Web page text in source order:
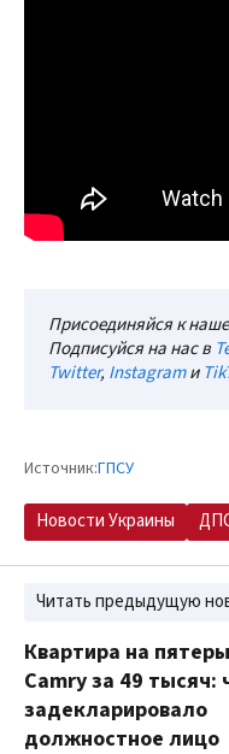
Присоединяйся к
Подписуйся на нас в
Twitter, Instagramи
Источник:ГПСУ
Новости Украины
Читать предыдущую
Квартира на
Camry за 49 тысяч:
задекларировало
должностное лицо